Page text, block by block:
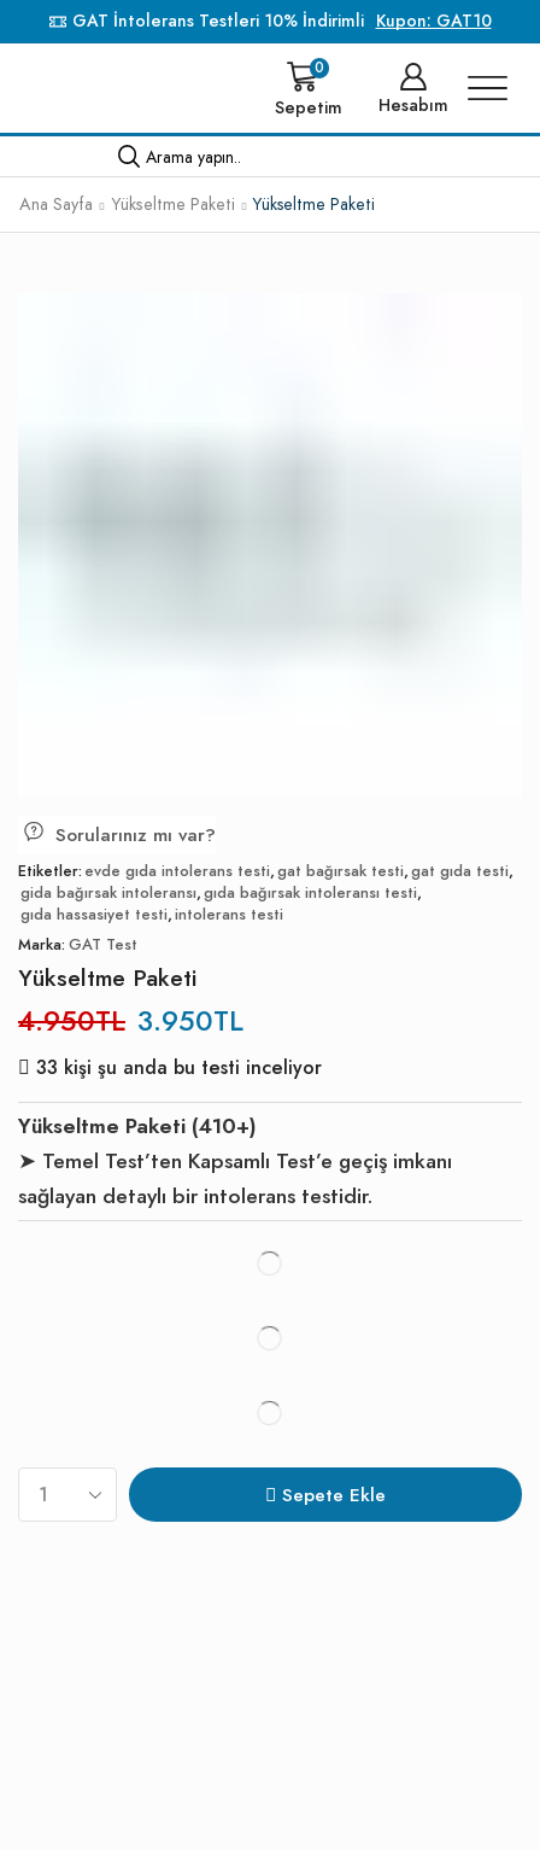
GAT İntolerans Testleri 10% İndirimli Kupon: GAT10
0
Sepetim Hesabım
Arama yapın..
Ana Sayfa
Yükseltme Paketi Yükseltme Paketi
Sorularınız mı var?
Etiketler: evde gıda intolerans testi,gat bağırsak testi,gat gıda testi,
gida bağırsak intoleransı,gıda bağırsak intoleransı testi,
gıda hassasiyet testi,intolerans testi
Marka: GAT Test
Yükseltme Paketi
4.950TL 3.950TL
33 kişi şu anda bu testi inceliyor
Yükseltme Paketi (410+)
➤ Temel Test’ten Kapsamlı Test’e geçiş imkanı
sağlayan detaylı bir intolerans testidir.
Sepete Ekle